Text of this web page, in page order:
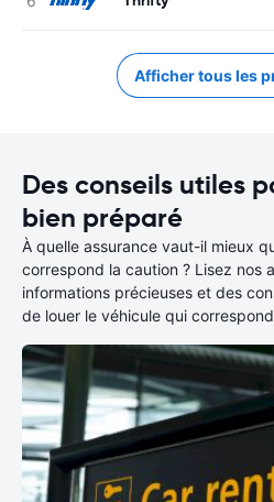
Afficher tous les
Des conseils utiles
bien préparé
À quelle assurance vaut-il mieux
correspond la caution ? Lisez nos
informations précieuses et des
de louer le véhicule qui